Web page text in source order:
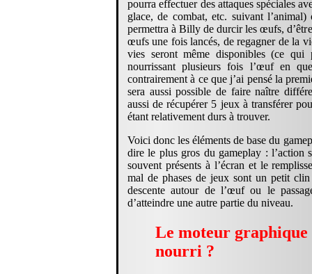
pourra effectuer des attaques spéciales
glace, de combat, etc. suivant
permettra à Billy de durcir les œufs,
œufs une fois lancés, de regagner de la
vies seront même disponibles (ce
nourrissant plusieurs fois l’œuf en
contrairement à ce que j’ai pensé la
sera aussi possible de faire naître
aussi de récupérer 5 jeux à transférer
étant relativement durs à trouver.
Voici donc les éléments de base du
dire le plus gros du gameplay : l’action
souvent présents à l’écran et le
mal de phases de jeux sont un petit
descente autour de l’œuf ou le
d’atteindre une autre partie du niveau.
Le moteur
nourri ?